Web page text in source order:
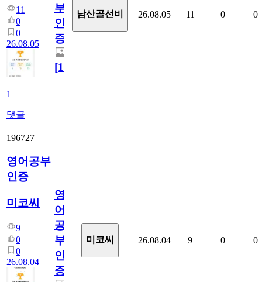
11
0
0
26.08.05
1
댓글
부
인
증
[1]
남산골선비 26.08.05 11 0 0
196727
영어공부
인증
미코씨
9
0
0
26.08.04
영
어
공
부
인
증
미코씨 26.08.04 9 0 0